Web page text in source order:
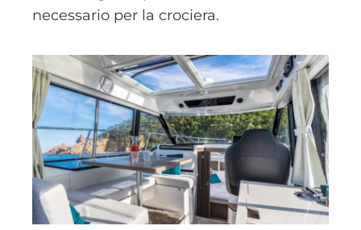
necessario per la crociera.